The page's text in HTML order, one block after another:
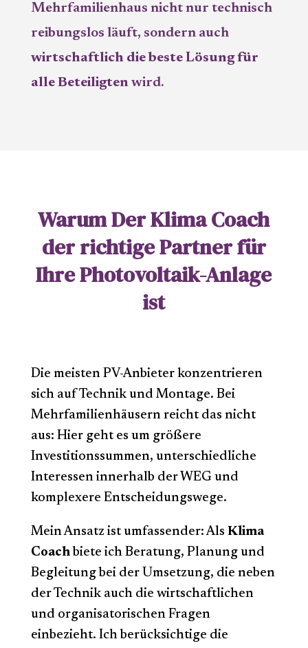
Mehrfamilienhaus nicht nur technisch
reibungslos läuft, sondern auch
wirtschaftlich die beste Lösung für
alle Beteiligtenwird.
Warum Der Klima Coach
der richtige Partner für
Ihre Photovoltaik-Anlage
ist
Die meisten PV-Anbieter konzentrieren
sich auf Technik und Montage. Bei
Mehrfamilienhäusern reicht das nicht
aus: Hier geht es um größere
Investitionssummen, unterschiedliche
Interessen innerhalb der WEG und
komplexere Entscheidungswege.
Mein Ansatz ist umfassender: Als Klima
Coachbiete ich Beratung, Planung und
Begleitung bei der Umsetzung, die neben
der Technik auch die wirtschaftlichen
und organisatorischen Fragen
einbezieht. Ich berücksichtige die